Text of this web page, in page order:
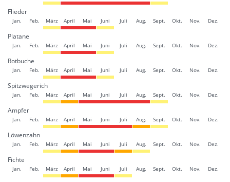
Flieder
Jan. Feb. März April Mai Juni Juli Aug. Sept. Okt. Nov. Dez.
Platane
Jan. Feb. März April Mai Juni Juli Aug. Sept. Okt. Nov. Dez.
Rotbuche
Jan. Feb. März April Mai Juni Juli Aug. Sept. Okt. Nov. Dez.
Spitzwegerich
Jan. Feb. März April Mai Juni Juli Aug. Sept. Okt. Nov. Dez.
Ampfer
Jan. Feb. März April Mai Juni Juli Aug. Sept. Okt. Nov. Dez.
Löwenzahn
Jan. Feb. März April Mai Juni Juli Aug. Sept. Okt. Nov. Dez.
Fichte
Jan. Feb. März April Mai Juni Juli Aug. Sept. Okt. Nov. Dez.